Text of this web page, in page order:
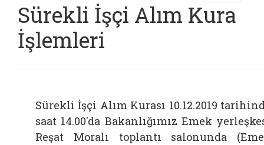
Sürekli İşçi Alım Kura
İşlemleri
Sürekli İşçi Alım Kurası 10.12.2019
saat 14.00'da Bakanlığımız Emek
Reşat Moralı toplantı salonunda